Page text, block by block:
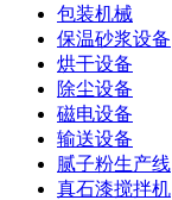
包装机械
保温砂浆设备
烘干设备
除尘设备
磁电设备
输送设备
腻子粉生产线
真石漆搅拌机